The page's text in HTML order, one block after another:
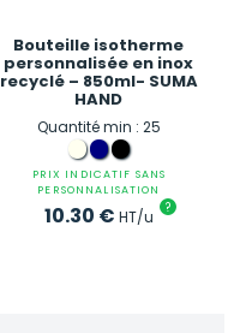
Bouteille isotherme
personnalisée en inox
recyclé – 850ml- SUMA
HAND
Quantité min : 25
PRIX INDICATIF SANS
PERSONNALISATION
10.30 € HT/u ?